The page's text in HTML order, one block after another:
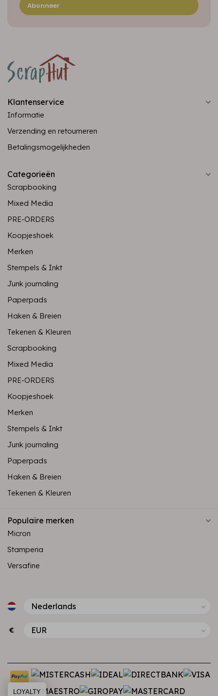
Abonneer
Klantenservice
Informatie
Verzending en retourneren
Betalingsmogelijkheden
Categorieën
Scrapbooking
Mixed Media
PRE-ORDERS
Koopjeshoek
Merken
Stempels & Inkt
Junk journaling
Paperpads
Haken & Breien
Tekenen & Kleuren
Scrapbooking
Mixed Media
PRE-ORDERS
Koopjeshoek
Merken
Stempels & Inkt
Junk journaling
Paperpads
Haken & Breien
Tekenen & Kleuren
Populaire merken
Micron
Stamperia
Versafine
€
LOYALTY